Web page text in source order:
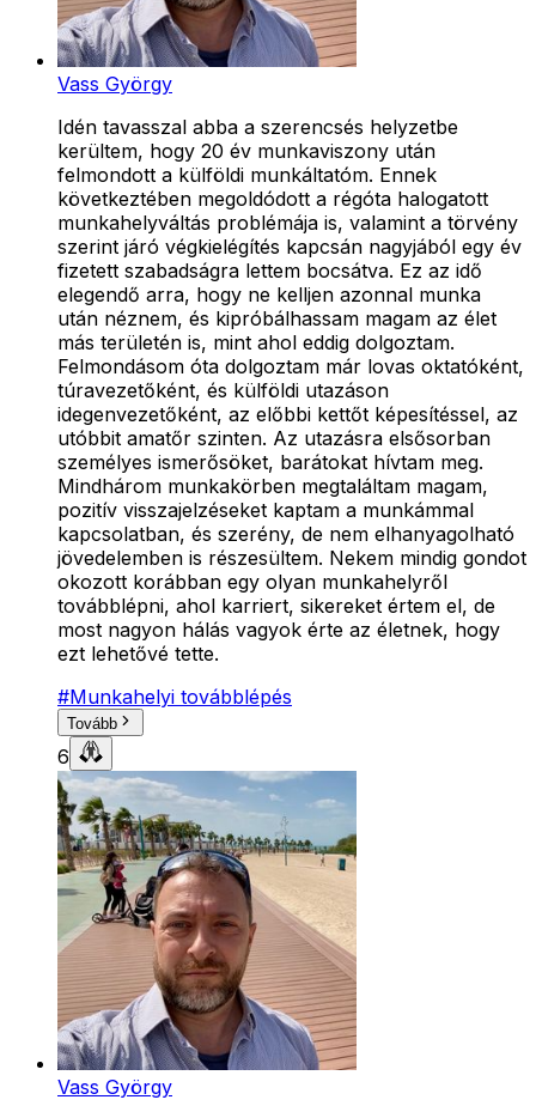
Vass György
Idén tavasszal abba a szerencsés helyzetbe
kerültem, hogy 20 év munkaviszony után
felmondott a külföldi munkáltatóm. Ennek
következtében megoldódott a régóta halogatott
munkahelyváltás problémája is, valamint a törvény
szerint járó végkielégítés kapcsán nagyjából egy év
fizetett szabadságra lettem bocsátva. Ez az idő
elegendő arra, hogy ne kelljen azonnal munka
után néznem, és kipróbálhassam magam az élet
más területén is, mint ahol eddig dolgoztam.
Felmondásom óta dolgoztam már lovas oktatóként,
túravezetőként, és külföldi utazáson
idegenvezetőként, az előbbi kettőt képesítéssel, az
utóbbit amatőr szinten. Az utazásra elsősorban
személyes ismerősöket, barátokat hívtam meg.
Mindhárom munkakörben megtaláltam magam,
pozitív visszajelzéseket kaptam a munkámmal
kapcsolatban, és szerény, de nem elhanyagolható
jövedelemben is részesültem. Nekem mindig gondot
okozott korábban egy olyan munkahelyről
továbblépni, ahol karriert, sikereket értem el, de
most nagyon hálás vagyok érte az életnek, hogy
ezt lehetővé tette.
#Munkahelyi továbblépés
Tovább
6
Vass György